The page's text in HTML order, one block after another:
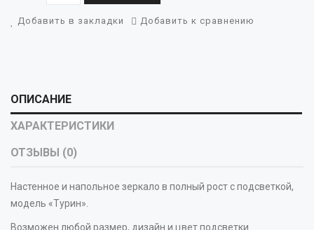
Добавить в закладки Добавить к сравнению
ОПИСАНИЕ
ХАРАКТЕРИСТИКИ
ОТЗЫВЫ (0)
Настенное и напольное зеркало в полный рост с подсветкой,
модель «Турин».
Возможен любой размер, дизайн и цвет подсветки.